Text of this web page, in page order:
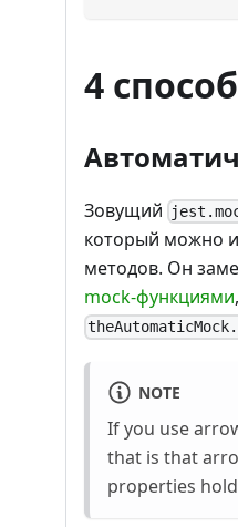
4
Зовущий
который можно
методов. Он
mock-функциями
NOTE
If you use
that is that
properties